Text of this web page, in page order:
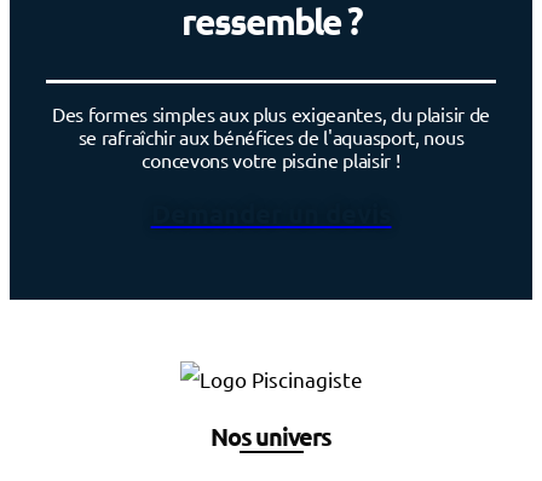
ressemble ?
Des formes simples aux plus exigeantes, du plaisir de
se rafraîchir aux bénéfices de l'aquasport, nous
concevons votre piscine plaisir !
Nos univers